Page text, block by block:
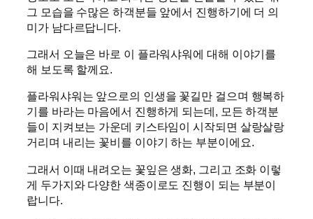
그 모습을 수많은 하객분들 앞에서 진행하기에 더 의
미가 남다르답니다.
그래서 오늘은 바로 이 플라워샤워에 대해 이야기를
해 보도록 할께요.
플라워샤워는 앞으로의 인생을 꽃길만 걸으며 행복하
기를 바라는 마음에서 진행하게 되는데, 모든 하객분
들이 지켜보는 가운데 키스타임이 시작되면 살랑살랑
거리며 내리는 꽃비를 이야기 하는 부분이에요.
그래서 이때 내려오는 꽃잎은 생화, 그리고 조화 이렇
게 두가지와 다양한 색종이로도 진행이 되는 부분이
랍니다.